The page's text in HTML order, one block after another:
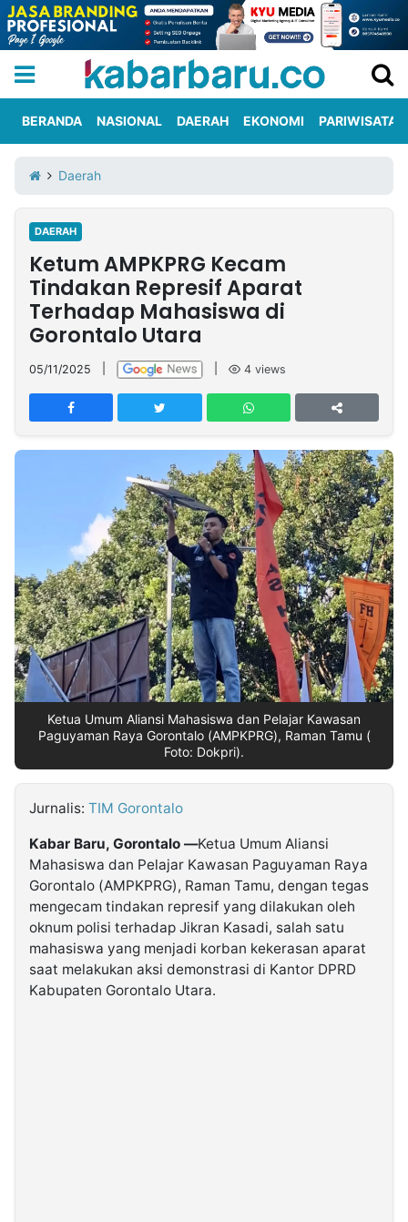
Iklan
Berita
Kami
Nasional
International
Olahraga
Entertainment
Daerah
Pariwisata
Kuliner
Kolom
Network
PT
TREETAN
MULTIMEDIA
INDONESIA
Dinamikapost.com
Seedbacklink
Follow
Kabarbaru
Kabarbaru.co
2026
Kabarbaru
Media
Holding
BERANDA NASIONAL DAERAH EKONOMI PARIWISATA
Daerah
DAERAH
Ketum AMPKPRG Kecam
Tindakan Represif Aparat
Terhadap Mahasiswa di
Gorontalo Utara
05/11/2025 4 views
Ketua Umum Aliansi Mahasiswa dan Pelajar Kawasan
Paguyaman Raya Gorontalo (AMPKPRG), Raman Tamu (
Foto: Dokpri).
Jurnalis: TIM Gorontalo
Kabar Baru, Gorontalo —Ketua Umum Aliansi
Mahasiswa dan Pelajar Kawasan Paguyaman Raya
Gorontalo (AMPKPRG), Raman Tamu, dengan tegas
mengecam tindakan represif yang dilakukan oleh
oknum polisi terhadap Jikran Kasadi, salah satu
mahasiswa yang menjadi korban kekerasan aparat
saat melakukan aksi demonstrasi di Kantor DPRD
Kabupaten Gorontalo Utara.